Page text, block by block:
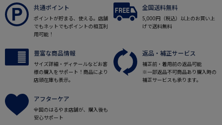
共通ポイント
ポイントが貯まる、使える。店舗
でもネットでもポイントの相互利
用可能！
全国送料無料
5,000円（税込）以上のお買い上
げで送料無料
豊富な商品情報
サイズ詳細・ディテールなどお客
様の購入をサポート！商品により
店頭在庫も表示。
返品・補正サービス
補正前・着用前の返品可能
※一部返品不可商品あり購入時の
補正サービスも承ります。
アフターケア
全国のはるやま店舗が、購入後も
安心サポート